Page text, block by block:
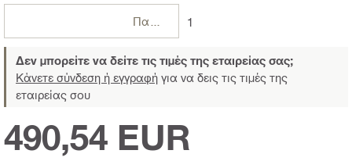
1
Δεν μπορείτε να δείτε τις τιμές της εταιρείας σας;
Κάνετε σύνδεση ή εγγραφή για να δεις τις τιμές της
εταιρείας σου
490,54 EUR